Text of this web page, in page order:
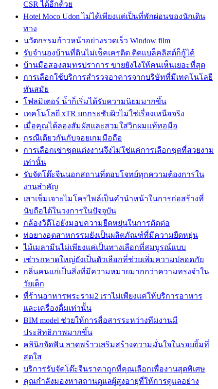
CSR ได้อีกด้วย
Hotel Moco Udon ไม่ได้เพียงแต่เป็นที่พักผ่อนของนักเดิน
ทาง
นวัตกรรมก้าวหน้าอย่างรวดเร็ว Window film
รับจำนองบ้านที่ดินไม่เช็คเครดิต ติดแบล็คลิสต์ก็กู้ได้
บ้านมือสองสมุทรปราการ ขายยังไงให้คนเห็นเยอะที่สุด
การเลือกใช้บริการสำรวจอาคารจากบริษัทที่มีเทคโนโลยี
ทันสมัย
โฟลมิเตอร์ น้ำก็เริ่มได้รับความนิยมมากขึ้น
เทคโนโลยี xTR ยกกระชับผิวไม่ใช่เรื่องเหนือจริง
เมื่อคุณได้ลองสัมผัสและสวมใส่วิกผมแท้ทอมือ
กรณีเดียวกันกับจอยเกมมือถือ
การเลือกเช่าชุดแต่งงานจึงไม่ใช่แค่การเลือกชุดที่สวยงาม
เท่านั้น
รับจัดโต๊ะจีนนอกสถานที่ตอบโจทย์ทุกความต้องการใน
งานสำคัญ
เสาเข็มเจาะไมโครไพล์เป็นคำนำหน้าในการก่อสร้างที่
นับถือได้ในวงการในปัจจุบัน
กล้องวิดีโอยังมอบความยืดหยุ่นในการตัดต่อ
ท่อยางอุตสาหกรรมยังเป็นผลิตภัณฑ์ที่มีความยืดหยุ่น
ไม้เมลามีนไม่เพียงแค่เป็นทางเลือกที่สมบูรณ์แบบ
เช่ารถหาดใหญ่ยังเป็นตัวเลือกที่ช่วยเพิ่มความปลอดภัย
กลิ่นคนแก่เป็นสิ่งที่มีความหมายมากกว่าความทรงจำใน
วัยเด็ก
ที่ร้านอาหารพระราม2 เราไม่เพียงแค่ให้บริการอาหาร
และเครื่องดื่มเท่านั้น
BIM model ช่วยให้การสื่อสารระหว่างทีมงานมี
ประสิทธิภาพมากขึ้น
คลินิกจัดฟัน ลาดพร้าวเสริมสร้างความมั่นใจในรอยยิ้มที่
สดใส
บริการรับจัดโต๊ะจีนราคาถูกที่คุณเลือกเพื่องานสุดพิเศษ
คุณกำลังมองหาสถานดูแลผู้สูงอายุที่ให้การดูแลอย่าง